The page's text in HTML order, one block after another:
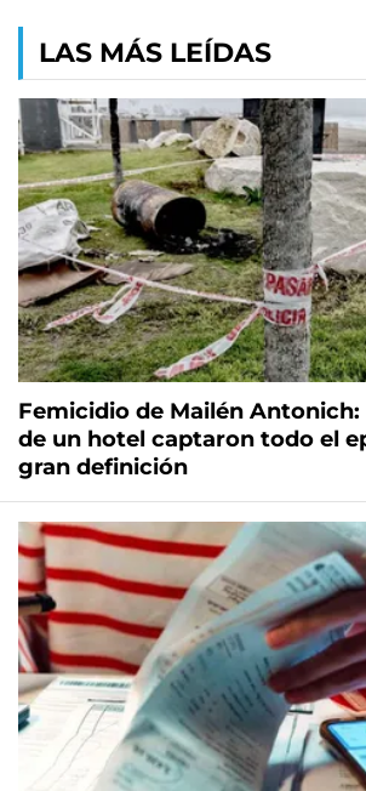
LAS MÁS LEÍDAS
Femicidio de Mailén Antonich:
de un hotel captaron todo el
gran definición